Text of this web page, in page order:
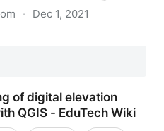
· Dec 1, 2021
of digital elevation
QGIS - EduTech Wiki